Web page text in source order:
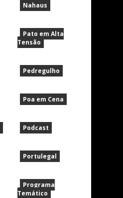
Nahaus
Pato em Alta
Tensão
Pedregulho
Poa em Cena
Podcast
Portulegal
Programa
Temático